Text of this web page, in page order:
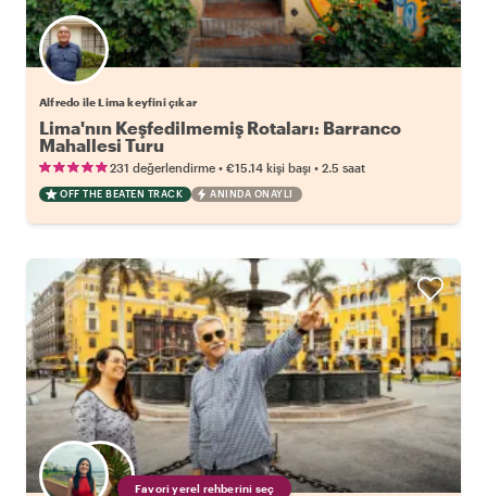
Alfredo ile Lima keyfini çıkar
Lima'nın Keşfedilmemiş Rotaları: Barranco
Mahallesi Turu
231 değerlendirme • €15.14 kişi başı • 2.5 saat
OFF THE BEATEN TRACK ANINDA ONAYLI
Favori yerel rehberini seç